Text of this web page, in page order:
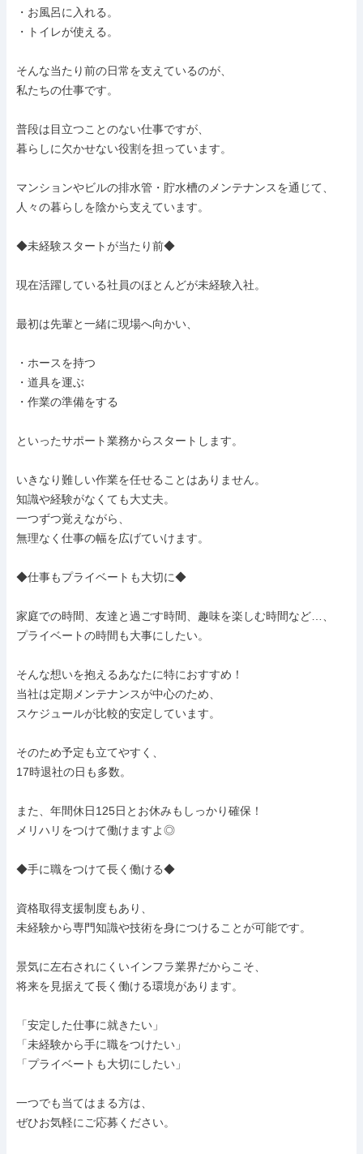
・お風呂に入れる。
・トイレが使える。
そんな当たり前の日常を支えているのが、
私たちの仕事です。
普段は目立つことのない仕事ですが、
暮らしに欠かせない役割を担っています。
マンションやビルの排水管・貯水槽のメンテナンスを通じて、
人々の暮らしを陰から支えています。
◆未経験スタートが当たり前◆
現在活躍している社員のほとんどが未経験入社。
最初は先輩と一緒に現場へ向かい、
・ホースを持つ
・道具を運ぶ
・作業の準備をする
といったサポート業務からスタートします。
いきなり難しい作業を任せることはありません。
知識や経験がなくても大丈夫。
一つずつ覚えながら、
無理なく仕事の幅を広げていけます。
◆仕事もプライベートも大切に◆
家庭での時間、友達と過ごす時間、趣味を楽しむ時間など…、
プライベートの時間も大事にしたい。
そんな想いを抱えるあなたに特におすすめ！
当社は定期メンテナンスが中心のため、
スケジュールが比較的安定しています。
そのため予定も立てやすく、
17時退社の日も多数。
また、年間休日125日とお休みもしっかり確保！
メリハリをつけて働けますよ◎
◆手に職をつけて長く働ける◆
資格取得支援制度もあり、
未経験から専門知識や技術を身につけることが可能です。
景気に左右されにくいインフラ業界だからこそ、
将来を見据えて長く働ける環境があります。
「安定した仕事に就きたい」
「未経験から手に職をつけたい」
「プライベートも大切にしたい」
一つでも当てはまる方は、
ぜひお気軽にご応募ください。